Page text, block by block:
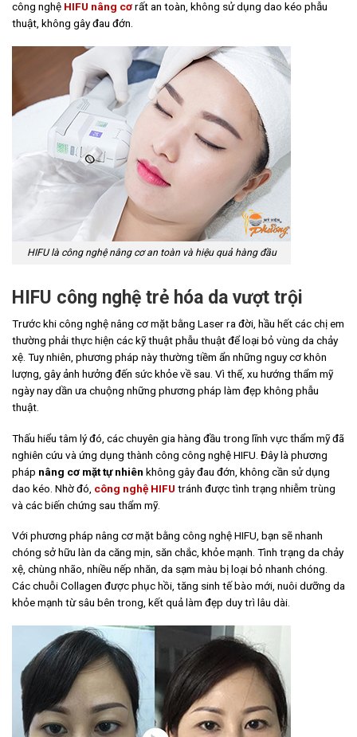
công nghệ HIFU nâng cơrất an toàn, không sử dụng dao kéo phẫu
thuật, không gây đau đớn.
HIFU là công nghệ nâng cơ an toàn và hiệu quả hàng đầu
HIFU công nghệ trẻ hóa da vượt trội
Trước khi công nghệ nâng cơ mặt bằng Laser ra đời, hầu hết các chị em
thường phải thực hiện các kỹ thuật phẫu thuật để loại bỏ vùng da chảy
xệ. Tuy nhiên, phương pháp này thường tiềm ẩn những nguy cơ khôn
lượng, gây ảnh hưởng đến sức khỏe về sau. Vì thế, xu hướng thẩm mỹ
ngày nay dần ưa chuộng những phương pháp làm đẹp không phẫu
thuật.
Thấu hiểu tâm lý đó, các chuyên gia hàng đầu trong lĩnh vực thẩm mỹ đã
nghiên cứu và ứng dụng thành công công nghệ HIFU. Đây là phương
pháp nâng cơ mặt tự nhiên không gây đau đớn, không cần sử dụng
dao kéo. Nhờ đó, công nghệ HIFU tránh được tình trạng nhiễm trùng
và các biến chứng sau thẩm mỹ.
Với phương pháp nâng cơ mặt bằng công nghệ HIFU, bạn sẽ nhanh
chóng sở hữu làn da căng mịn, săn chắc, khỏe mạnh. Tình trạng da chảy
xệ, chùng nhão, nhiều nếp nhăn, da sạm màu bị loại bỏ nhanh chóng.
Các chuỗi Collagen được phục hồi, tăng sinh tế bào mới, nuôi dưỡng da
khỏe mạnh từ sâu bên trong, kết quả làm đẹp duy trì lâu dài.